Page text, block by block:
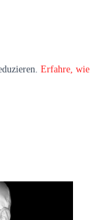
Erfahre, wie